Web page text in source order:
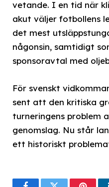
vetande. I en tid när
akut väljer fotbollens
det mest
någonsin, samtidigt
sponsoravtal med
För svenskt
sent att den kritiska
turneringens problem
genomslag. Nu står
ett historiskt